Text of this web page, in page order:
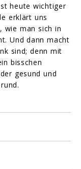
heute wichtiger
erklärt uns
wie man sich in
Und dann macht
sind; denn mit
bisschen
gesund und